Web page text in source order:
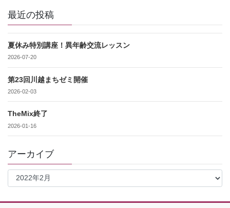
最近の投稿
夏休み特別講座！異年齢交流レッスン
2026-07-20
第23回川越まちゼミ開催
2026-02-03
TheMix終了
2026-01-16
アーカイブ
ア
イ